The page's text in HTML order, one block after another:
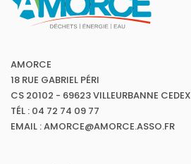
AMORCE
18 RUE GABRIEL PÉRI
CS 20102 - 69623 VILLEURBANNE CEDEX
TÉL : 04 72 74 09 77
EMAIL : AMORCE@AMORCE.ASSO.FR